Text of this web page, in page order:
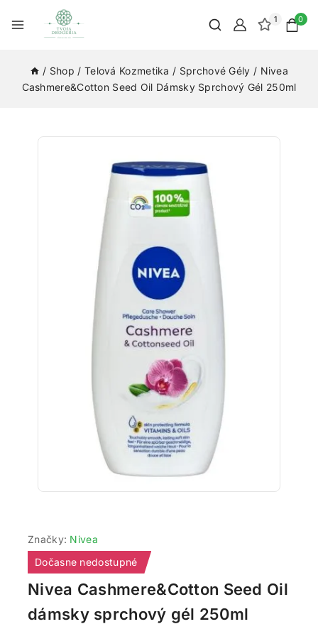
1 0
/ Shop / Telová Kozmetika / Sprchové Gély / Nivea
Cashmere&Cotton Seed Oil Dámsky Sprchový Gél 250ml
Značky: Nivea
Dočasne nedostupné
Nivea Cashmere&Cotton Seed Oil
dámsky sprchový gél 250ml